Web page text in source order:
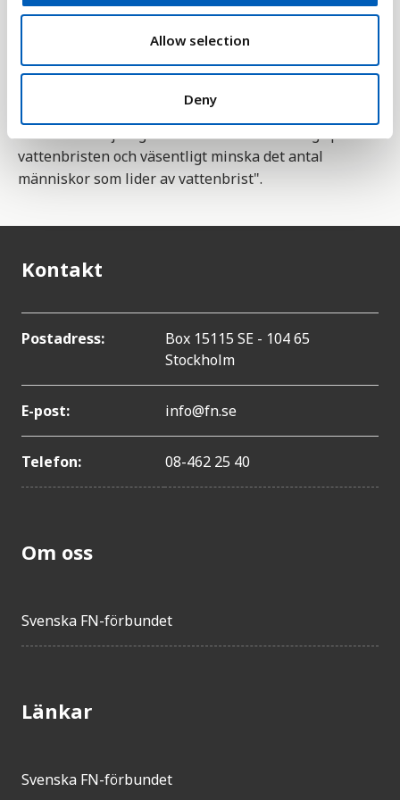
Allow selection
Deny
Statistiken är en indikator av FN:s hållbarhetsmål
nummer 6, om rent vatten och sanitet. Ett delmål
är 6.4 som innefattar detta; "Till 2030 väsentligt
sektorer samt säkerställa hållbara uttag och en
hållbar försörjning med sötvatten för att angripa
vattenbristen och väsentligt minska det antal
människor som lider av vattenbrist".
Kontakt
Postadress:
Box 15115 SE - 104 65
Stockholm
E-post: info@fn.se
Telefon: 08-462 25 40
Om oss
Svenska FN-förbundet
Länkar
Svenska FN-förbundet